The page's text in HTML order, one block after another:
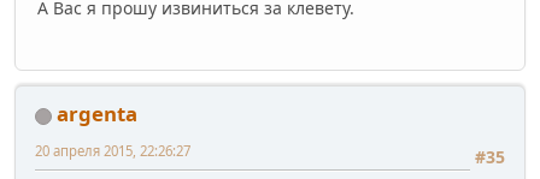
А Вас я прошу извиниться за клевету.
argenta
#35
20 апреля 2015, 22:26:27